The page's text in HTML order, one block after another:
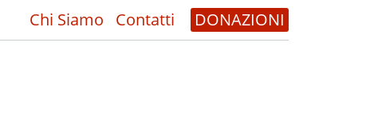
Chi Siamo Contatti DONAZIONI